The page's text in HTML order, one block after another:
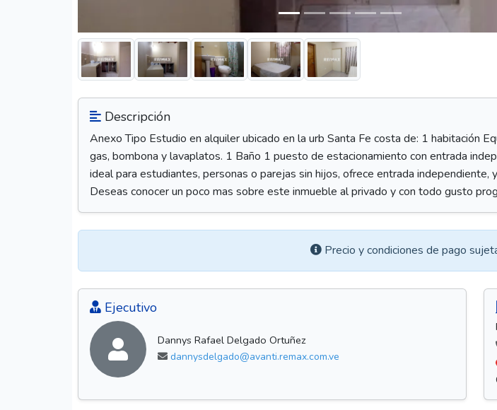
Descripción
Anexo Tipo Estudio en alquiler ubicado en la urb Santa Fe costa de: 1 habitación
gas, bombona y lavaplatos. 1 Baño 1 puesto de estacionamiento con entrada
ideal para estudiantes, personas o parejas sin hijos, ofrece entrada independiente,
Deseas conocer un poco mas sobre este inmueble al privado y con todo gusto
Precio y condiciones de pago
Ejecutivo
Dannys Rafael Delgado Ortuñez
dannysdelgado@avanti.remax.com.ve